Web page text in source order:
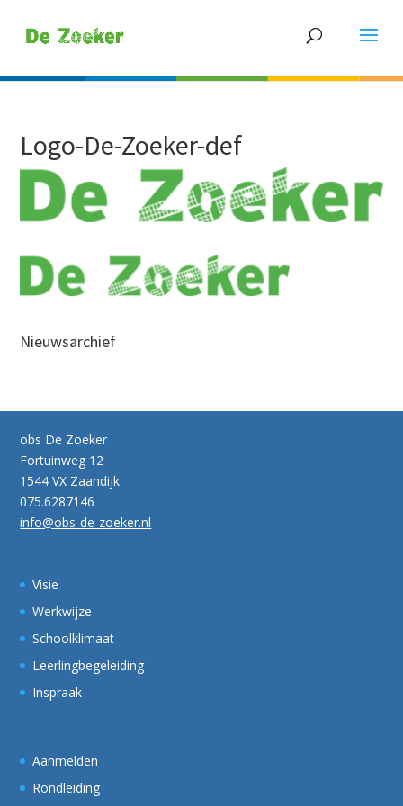
Logo-De-Zoeker-def
Nieuwsarchief
obs De Zoeker
Fortuinweg 12
1544 VX Zaandijk
075.6287146
info@obs-de-zoeker.nl
Visie
Werkwijze
Schoolklimaat
Leerlingbegeleiding
Inspraak
Aanmelden
Rondleiding